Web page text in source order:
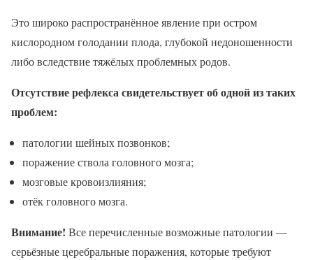
Это широко распространённое явление при остром
кислородном голодании плода, глубокой недоношенности
либо вследствие тяжёлых проблемных родов.
Отсутствие рефлекса свидетельствует об одной из таких
проблем:
патологии шейных позвонков;
поражение ствола головного мозга;
мозговые кровоизлияния;
отёк головного мозга.
Внимание! Все перечисленные возможные патологии —
серьёзные церебральные поражения, которые требуют